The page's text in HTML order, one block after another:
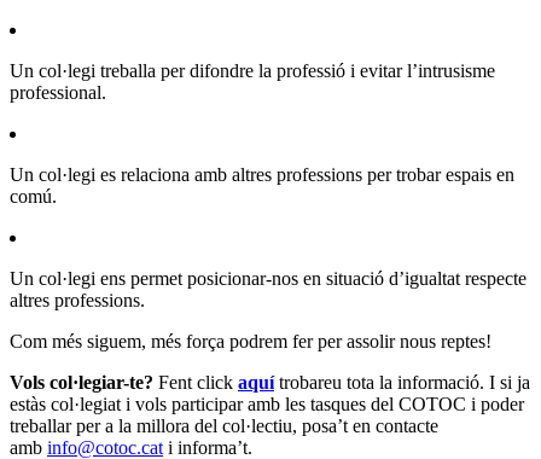
Un col·legi treballa per difondre la professió i evitar l’intrusisme
professional.
Un col·legi es relaciona amb altres professions per trobar espais en
comú.
Un col·legi ens permet posicionar-nos en situació d’igualtat respecte
altres professions.
Com més siguem, més força podrem fer per assolir nous reptes!
Vols col·legiar-te? Fent click aquítrobareu tota la informació. I si ja
estàs col·legiat i vols participar amb les tasques del COTOC i poder
treballar per a la millora del col·lectiu, posa’t en contacte
amb info@cotoc.cat i informa’t.